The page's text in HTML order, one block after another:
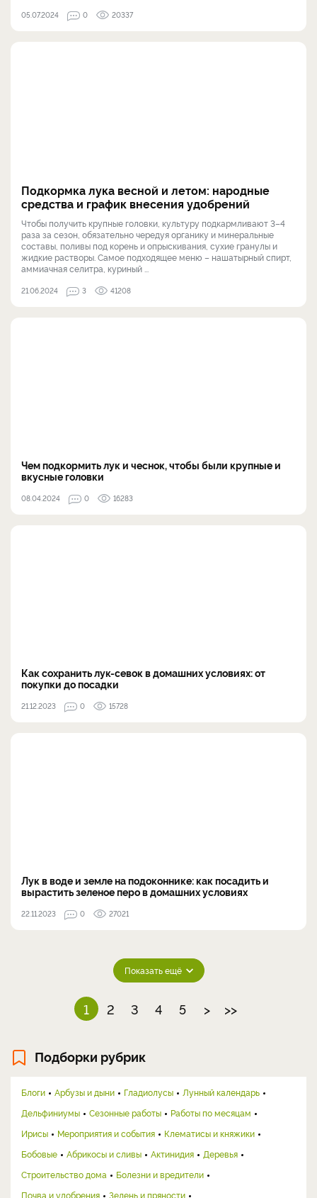
05.07.2024 0 20337
Подкормка лука весной и летом: народные
средства и график внесения удобрений
Чтобы получить крупные головки, культуру подкармливают 3–4
раза за сезон, обязательно чередуя органику и минеральные
составы, поливы под корень и опрыскивания, сухие гранулы и
жидкие растворы. Самое подходящее меню – нашатырный спирт,
аммиачная селитра, куриный ...
21.06.2024 3 41208
Чем подкормить лук и чеснок, чтобы были крупные и
вкусные головки
08.04.2024 0 16283
Как сохранить лук-севок в домашних условиях: от
покупки до посадки
21.12.2023 0 15728
Лук в воде и земле на подоконнике: как посадить и
вырастить зеленое перо в домашних условиях
22.11.2023 0 27021
Показать ещё
1 2 3 4 5 > >>
Подборки рубрик
Блоги Арбузы и дыни Гладиолусы
Лунный календарь
Дельфиниумы
Сезонные работы
Работы по месяцам
Ирисы
Мероприятия и события
Клематисы и княжики
Бобовые
Абрикосы и сливы Актинидия
Деревья
Строительство дома
Болезни и вредители
Почва и удобрения
Зелень и пряности